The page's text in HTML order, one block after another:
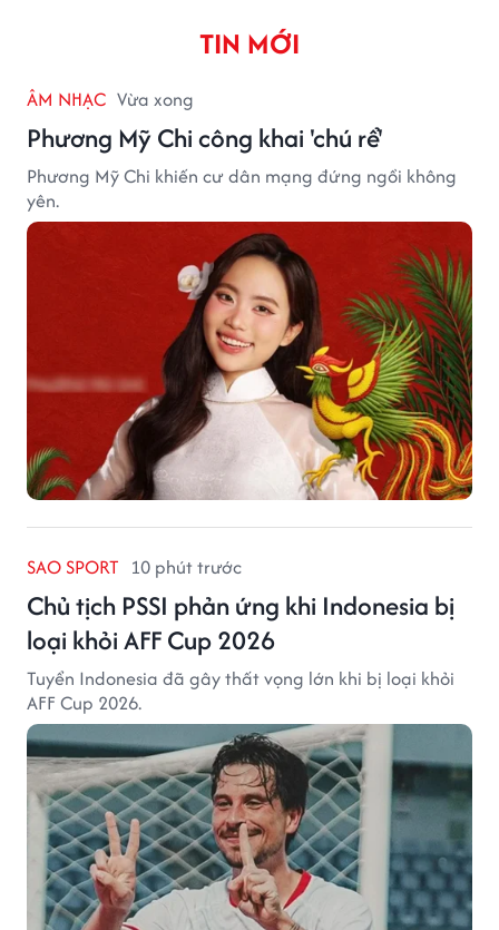
TIN MỚI
ÂM NHẠC Vừa xong
Phương Mỹ Chi công khai 'chú rể'
Phương Mỹ Chi khiến cư dân mạng đứng ngồi không
yên.
SAO SPORT 10 phút trước
Chủ tịch PSSI phản ứng khi Indonesia bị
loại khỏi AFF Cup 2026
Tuyển Indonesia đã gây thất vọng lớn khi bị loại khỏi
AFF Cup 2026.